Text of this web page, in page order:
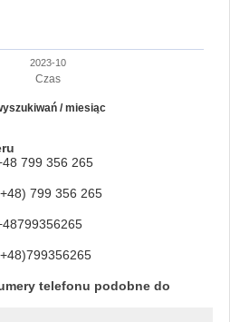
Czas
/ miesiąc
2023-10
799 356 265
799 356 265
telefonu podobne do